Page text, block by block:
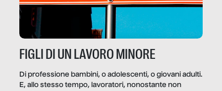
FIGLI DI UN LAVORO MINORE
Di professione bambini, o adolescenti, o giovani adulti.
E, allo stesso tempo, lavoratori, nonostante non